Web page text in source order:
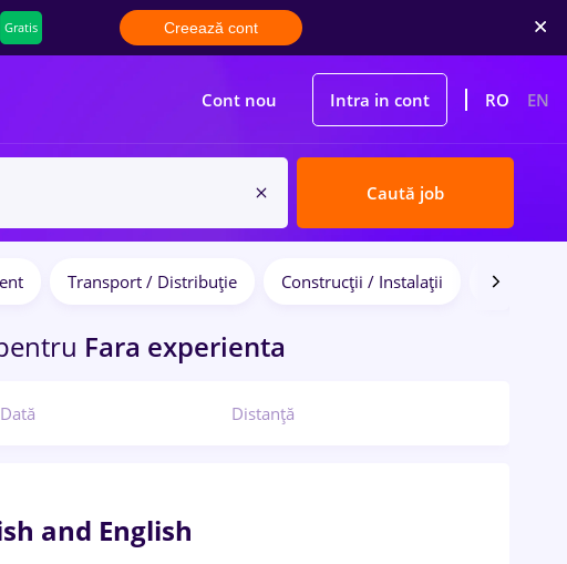
Gratis Creează cont
Cont nou Intra in cont RO EN
Caută job
Transport / Distribuție Construcții / Instalații Bănci
Fara experienta
Dată Distanță
and English